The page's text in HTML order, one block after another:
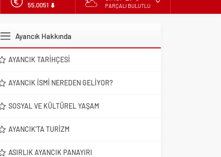
6.584,66
EURO
PARÇALI BULUTLU
Ayancık Hakkında
AYANCIK TARIHÇESI
AYANCIK İSMI NEREDEN GELIYOR?
SOSYAL VE KÜLTÜREL YAŞAM
AYANCIK’TA TURIZM
ASIRLIK AYANCIK PANAYIRI